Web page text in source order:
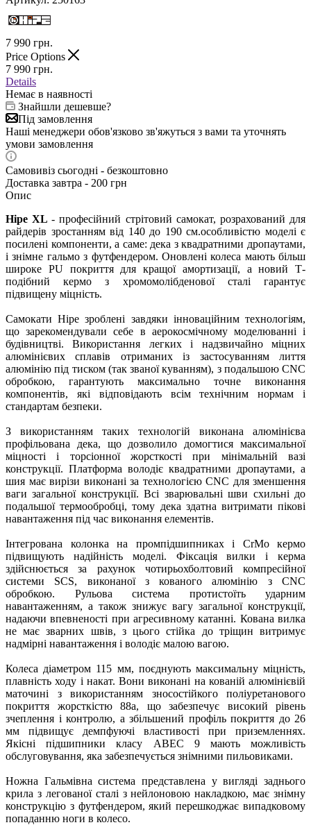
7 990 грн.
Price Options
7 990 грн.
Details
Немає в наявності
Знайшли дешевше?
Під замовлення
Наші менеджери обов'язково зв'яжуться з вами та уточнять
умови замовлення
Самовивіз сьогодні - безкоштовно
Доставка завтра - 200 грн
Опис
Hipe XL- професійний стрітовий самокат, розрахований для
райдерів зростанням від 140 до 190 см.особливістю моделі є
посилені компоненти, а саме: дека з квадратними дропаутами,
і знімне гальмо з футфендером. Оновлені колеса мають більш
широке PU покриття для кращої амортизації, а новий Т-
подібний кермо з хромомолібденової сталі гарантує
підвищену міцність.
Самокати Hipe зроблені завдяки інноваційним технологіям,
що зарекомендували себе в аерокосмічному моделюванні і
будівництві. Використання легких і надзвичайно міцних
алюмінієвих сплавів отриманих із застосуванням лиття
алюмінію під тиском (так званої куванням), з подальшою CNC
обробкою, гарантують максимально точне виконання
компонентів, які відповідають всім технічним нормам і
стандартам безпеки.
З використанням таких технологій виконана алюмінієва
профільована дека, що дозволило домогтися максимальної
міцності і торсіонної жорсткості при мінімальній вазі
конструкції. Платформа володіє квадратними дропаутами, а
шия має вирізи виконані за технологією CNC для зменшення
ваги загальної конструкції. Всі зварювальні шви схильні до
подальшої термообробці, тому дека здатна витримати пікові
навантаження під час виконання елементів.
Інтегрована колонка на промпідшипниках і CrMo кермо
підвищують надійність моделі. Фіксація вилки і керма
здійснюється за рахунок чотирьохболтовий компресійної
системи SCS, виконаної з кованого алюмінію з CNC
обробкою. Рульова система протистоїть ударним
навантаженням, а також знижує вагу загальної конструкції,
надаючи впевненості при агресивному катанні. Кована вилка
не має зварних швів, з цього стійка до тріщин витримує
надмірні навантаження і володіє малою вагою.
Колеса діаметром 115 мм, поєднують максимальну міцність,
плавність ходу і накат. Вони виконані на кованій алюмінієвій
маточині з використанням зносостійкого поліуретанового
покриття жорсткістю 88а, що забезпечує високий рівень
зчеплення і контролю, а збільшений профіль покриття до 26
мм підвищує демпфуючі властивості при приземленнях.
Якісні підшипники класу АВЕС 9 мають можливість
обслуговування, яка забезпечується знімними пильовиками.
Ножна Гальмівна система представлена у вигляді заднього
крила з легованої сталі з нейлоновою накладкою, має знімну
конструкцію з футфендером, який перешкоджає випадковому
попаданню ноги в колесо.